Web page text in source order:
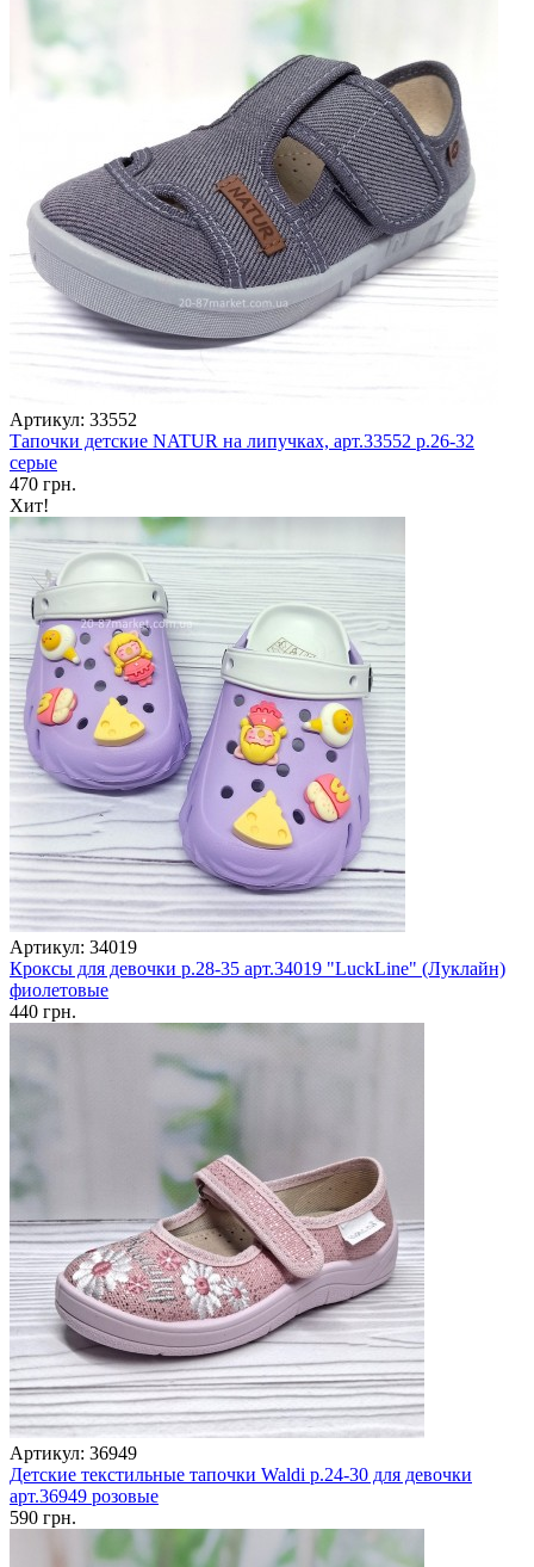
Артикул: 33552
Тапочки детские NATUR на липучках, арт.33552 р.26-32
серые
470 грн.
Хит!
Артикул: 34019
Кроксы для девочки р.28-35 арт.34019 "LuckLine" (Луклайн)
фиолетовые
440 грн.
Артикул: 36949
Детские текстильные тапочки Waldi р.24-30 для девочки
арт.36949 розовые
590 грн.